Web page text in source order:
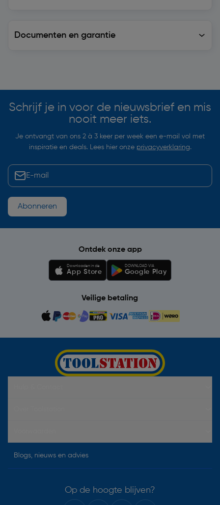
Documenten en garantie
Schrijf je in voor de nieuwsbrief en mis
nooit meer iets.
Je ontvangt van ons 2 à 3 keer per week een e-mail vol met
inspiratie en deals. Lees hier onze privacyverklaring.
Abonneren
Ontdek onze app
Downloaden in de
App Store
DOWNLOAD VIA
Google Play
Veilige betaling
Blogs, nieuws en advies
Op de hoogte blijven?